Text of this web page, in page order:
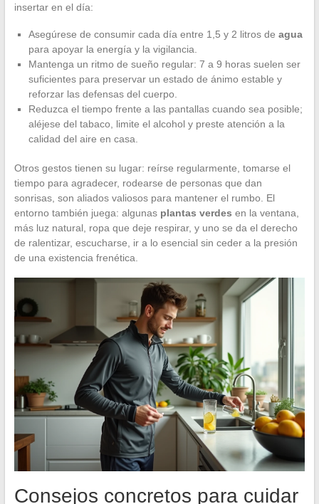
insertar en el día:
Asegúrese de consumir cada día entre 1,5 y 2 litros de agua
para apoyar la energía y la vigilancia.
Mantenga un ritmo de sueño regular: 7 a 9 horas suelen ser
suficientes para preservar un estado de ánimo estable y
reforzar las defensas del cuerpo.
Reduzca el tiempo frente a las pantallas cuando sea posible;
aléjese del tabaco, limite el alcohol y preste atención a la
calidad del aire en casa.
Otros gestos tienen su lugar: reírse regularmente, tomarse el
tiempo para agradecer, rodearse de personas que dan
sonrisas, son aliados valiosos para mantener el rumbo. El
entorno también juega: algunas plantas verdes en la ventana,
más luz natural, ropa que deje respirar, y uno se da el derecho
de ralentizar, escucharse, ir a lo esencial sin ceder a la presión
de una existencia frenética.
Consejos concretos para cuidar